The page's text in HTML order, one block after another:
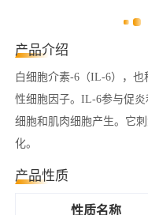
产品介绍
白细胞介素-6（IL-6），也
性细胞因子。IL-6参与促
细胞和肌肉细胞产生。它
化。
产品性质
性质名称